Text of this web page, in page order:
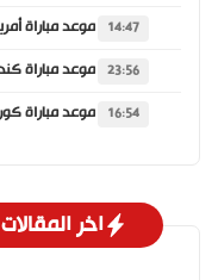
14:47
23:56
16:54
اخر المقالات